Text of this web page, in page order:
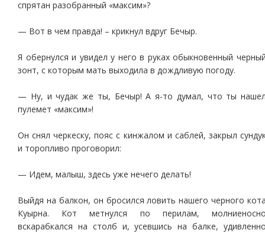
спрятан разобранный «максим»?
— Вот в чем правда! – крикнул вдруг Бечыр.
Я обернулся и увидел у него в руках обыкновенный
зонт, с которым мать выходила в дождливую погоду.
— Ну, и чудак же ты, Бечыр! А я-то думал, что ты
пулемет «максим»!
Он снял черкеску, пояс с кинжалом и саблей, закрыл
и торопливо проговорил:
— Идем, малыш, здесь уже нечего делать!
Выйдя на балкон, он бросился ловить нашего черного
Куырна. Кот метнулся по перилам,
вскарабкался на столб и, усевшись на балке,